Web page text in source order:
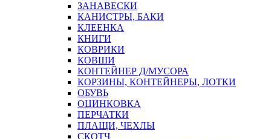
ЗАНАВЕСКИ
КАНИСТРЫ, БАКИ
КЛЕЕНКА
КНИГИ
КОВРИКИ
КОВШИ
КОНТЕЙНЕР Д/МУСОРА
КОРЗИНЫ, КОНТЕЙНЕРЫ, ЛОТКИ
ОБУВЬ
ОЦИНКОВКА
ПЕРЧАТКИ
ПЛАЩИ, ЧЕХЛЫ
СКОТЧ